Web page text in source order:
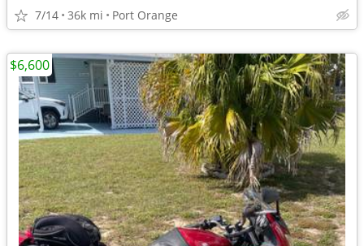
7/14 36k mi Port Orange
$6,600